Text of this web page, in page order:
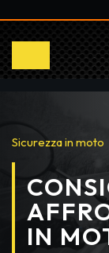
Sicurezza in moto
IN